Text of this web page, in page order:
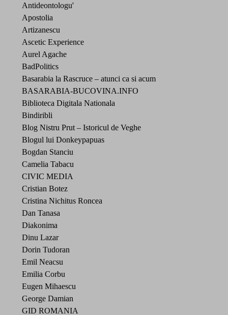
Antideontologu'
Apostolia
Artizanescu
Ascetic Experience
Aurel Agache
BadPolitics
Basarabia la Rascruce – atunci ca si acum
BASARABIA-BUCOVINA.INFO
Biblioteca Digitala Nationala
Bindiribli
Blog Nistru Prut – Istoricul de Veghe
Blogul lui Donkeypapuas
Bogdan Stanciu
Camelia Tabacu
CIVIC MEDIA
Cristian Botez
Cristina Nichitus Roncea
Dan Tanasa
Diakonima
Dinu Lazar
Dorin Tudoran
Emil Neacsu
Emilia Corbu
Eugen Mihaescu
George Damian
GID ROMANIA